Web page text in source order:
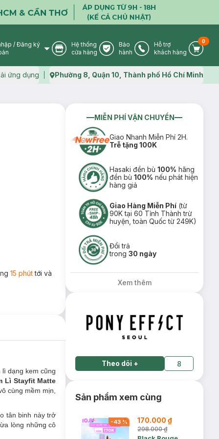
User Icon
/ Đăng ký
Store Icon
Hệ thống
cửa hàng
Warranty Icon
Bảo
hành
Phone Icon
Hỗ trợ
khách hàng
Cart
0
ứng dụng Map icon
Phường 8, Quận 10, Thành phố Hồ Chí Minh
15 phúttới và
dạng kem cũng
Lì Stayfit Matte
cùng mềm mịn,
tân binh này trở
lòng những cô
MIỄN PHÍ VẬN CHUYỂN
Giao Nhanh Miễn Phí 2H.
Trễ tặng 100K
Hasaki đền bù100% hãng
đền bù100% nếu phát hiện
hàng giả
Giao Hàng Miễn Phí (từ
90K tại 60 Tỉnh Thành trừ
huyện, toàn Quốc từ 249K)
Đổi trả
trong30 ngày
Xem thêm
Theo dõi + 8
Sản phẩm xem cùng
-43% 170.000 ₫
298.000 ₫